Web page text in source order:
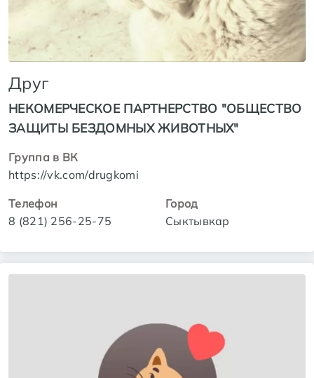
Друг
НЕКОМЕРЧЕСКОЕ ПАРТНЕРСТВО "ОБЩЕСТВО
ЗАЩИТЫ БЕЗДОМНЫХ ЖИВОТНЫХ"
Группа в ВК
https://vk.com/drugkomi
Телефон
8 (821) 256-25-75
Город
Сыктывкар